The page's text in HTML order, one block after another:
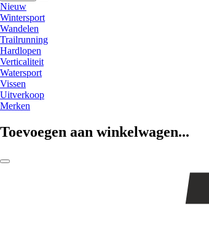
Nieuw
Wintersport
Wandelen
Trailrunning
Hardlopen
Verticaliteit
Watersport
Vissen
Uitverkoop
Merken
Toevoegen aan winkelwagen...